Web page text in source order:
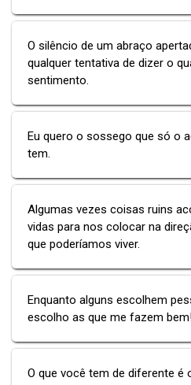
O silêncio de um abraço
qualquer tentativa de dizer o
sentimento.
Eu quero o sossego que só o
tem.
Algumas vezes coisas ruins
vidas para nos colocar na
que poderíamos viver.
Enquanto alguns escolhem
escolho as que me fazem
O que você tem de diferente é